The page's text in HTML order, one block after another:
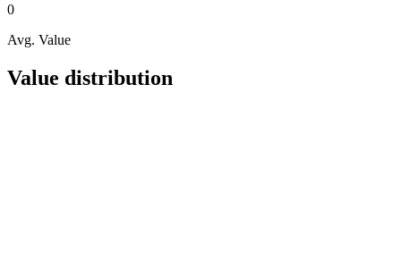
0
Avg. Value
Value distribution